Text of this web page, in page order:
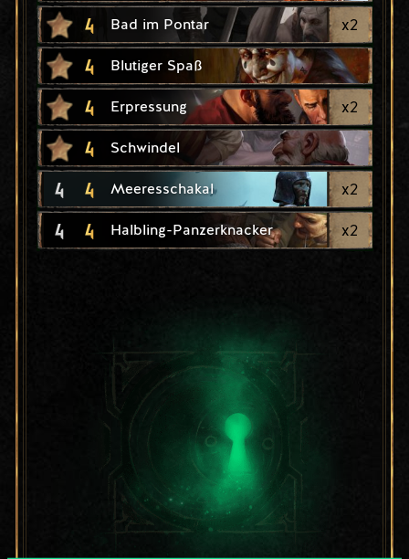
4 Bad im Pontar x2
4 Blutiger Spaß
4 Erpressung x2
4 Schwindel
4 4 Meeresschakal x2
4 4 Halbling-Panzerknacker x2